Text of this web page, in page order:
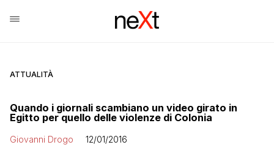
ATTUALITÀ
Quando i giornali scambiano un video girato in
Egitto per quello delle violenze di Colonia
Giovanni Drogo 12/01/2016